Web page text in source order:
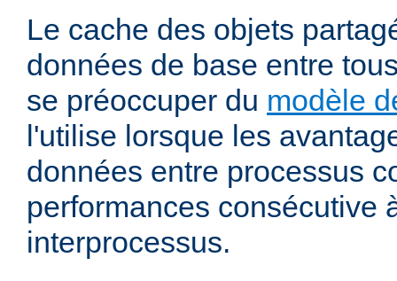
Le cache des objets
données de base entre
se préoccuper du modèle
l'utilise lorsque les
données entre processus
performances consécutive
interprocessus.